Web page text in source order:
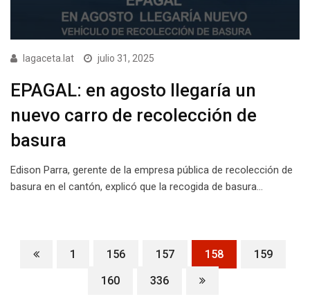
lagaceta.lat julio 31, 2025
EPAGAL: en agosto llegaría un
nuevo carro de recolección de
basura
Edison Parra, gerente de la empresa pública de recolección de
basura en el cantón, explicó que la recogida de basura…
1 156 157 158
159
160
336